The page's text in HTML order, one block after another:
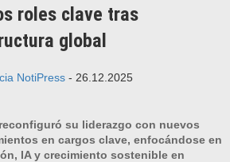
roles clave tras
global
NotiPress - 26.12.2025
su liderazgo con nuevos
en cargos clave, enfocándose en
IA y crecimiento sostenible en